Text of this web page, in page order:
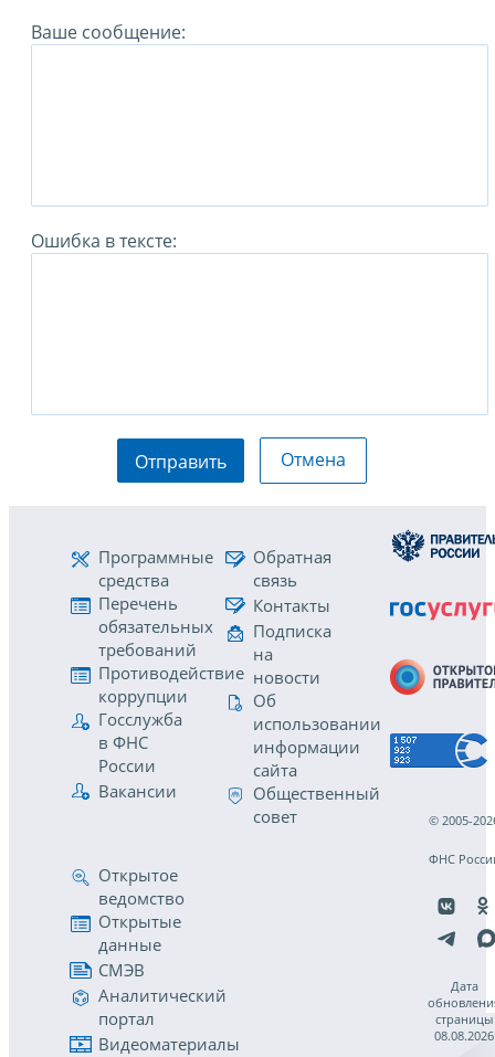
Ваше сообщение:
Ошибка в тексте:
Отправить Отмена
Программные
средства
Перечень
обязательных
требований
Противодействие
коррупции
Госслужба
в ФНС
России
Вакансии
Обратная
связь
Контакты
Подписка
на
новости
Об
использовании
информации
сайта
Общественный
совет
Открытое
ведомство
Открытые
данные
СМЭВ
Аналитический
портал
Видеоматериалы
© 2005-
ФНС
Дата
страницы
08.08.2026